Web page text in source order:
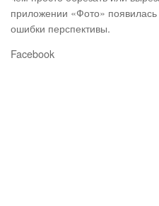
приложении «Фото» появилась
ошибки перспективы.
Facebook